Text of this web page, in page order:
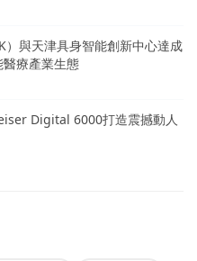
）與天津具身智能創新中心達成
療產業生態
Digital 6000打造震撼動人